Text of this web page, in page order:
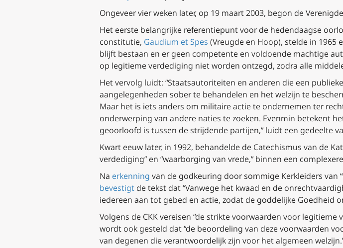
Ongeveer vier weken later, op 19 maart 2003, begon de
Het eerste belangrijke referentiepunt voor de hedendaagse
constitutie, Gaudium et Spes (Vreugde en Hoop), stelde in 1965
blijft bestaan en er geen competente en voldoende machtige
op legitieme verdediging niet worden ontzegd, zodra alle
Het vervolg luidt: “Staatsautoriteiten en anderen die een
aangelegenheden sober te behandelen en het welzijn te
Maar het is iets anders om militaire actie te ondernemen ter
onderwerping van andere naties te zoeken. Evenmin betekent
geoorloofd is tussen de strijdende partijen,” luidt een gedeelte
Kwart eeuw later, in 1992, behandelde de Catechismus van de
verdediging” en “waarborging van vrede,” binnen een
Na erkenning van de godkeuring door sommige Kerkleiders van
bevestigt de tekst dat “Vanwege het kwaad en de
iedereen aan tot gebed en actie, zodat de goddelijke Goedheid
Volgens de CKK vereisen “de strikte voorwaarden voorlegitieme
wordt ook gesteld dat “de beoordeling van deze voorwaarden
van degenen die verantwoordelijk zijn voor het algemeen